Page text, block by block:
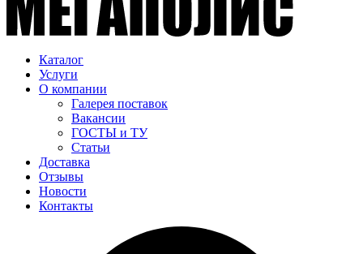
Каталог
Услуги
О компании
Галерея поставок
Вакансии
ГОСТЫ и ТУ
Статьи
Доставка
Отзывы
Новости
Контакты